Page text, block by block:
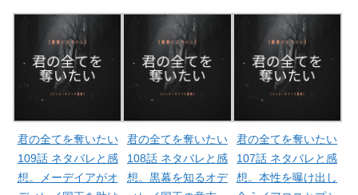
君の全てを奪いたい
109話 ネタバレと感
想。メーデイアがオ
君の全てを奪いたい
108話 ネタバレと感
想。黒幕を知るオデ
君の全てを奪いたい
107話 ネタバレと感
想。本性を曝け出し